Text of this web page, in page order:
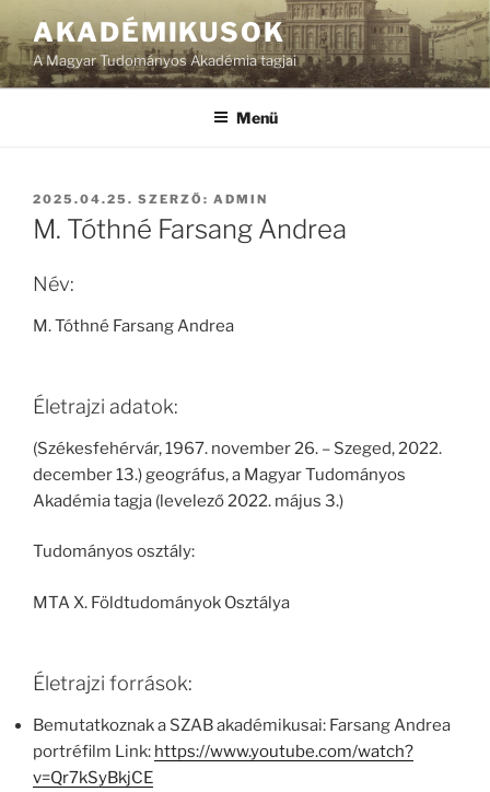
AKADÉMIKUSOK
A Magyar Tudományos Akadémia tagjai
Menü
BEKÜLDVE:
2025.04.25. SZERZŐ: ADMIN
M. Tóthné Farsang Andrea
Név:
M. Tóthné Farsang Andrea
Életrajzi adatok:
(Székesfehérvár, 1967. november 26. – Szeged, 2022.
december 13.) geográfus, a Magyar Tudományos
Akadémia tagja (levelező 2022. május 3.)
Tudományos osztály:
MTA X. Földtudományok Osztálya
Életrajzi források:
Bemutatkoznak a SZAB akadémikusai: Farsang Andrea
portréfilm Link: https://www.youtube.com/watch?
v=Qr7kSyBkjCE